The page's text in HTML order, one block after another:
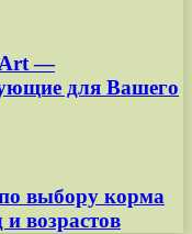
Art —
для Вашего
выбору корма
возрастов